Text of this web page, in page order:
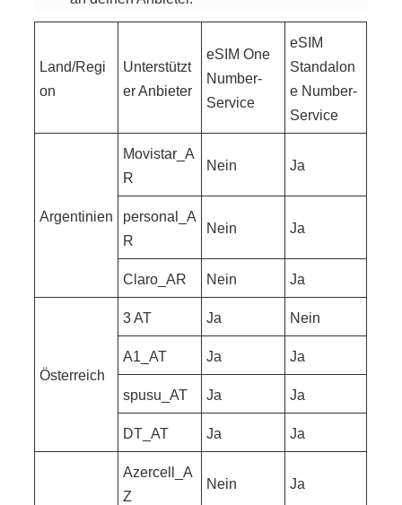
Land/Regi
on
Unterstützt
er Anbieter
eSIM One
Number-
Service
eSIM
Standalon
e Number-
Service
Argentinien
Movistar_A
R
Nein Ja
personal_A
R
Nein Ja
Claro_AR Nein Ja
Österreich
3 AT Ja Nein
A1_AT Ja Ja
spusu_AT Ja Ja
DT_AT Ja Ja
Azercell_A
Z
Nein Ja